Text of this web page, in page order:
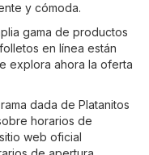
y cómoda.
gama de productos
en línea están
explora ahora la oferta
dada de Platanitos
horarios de
web oficial